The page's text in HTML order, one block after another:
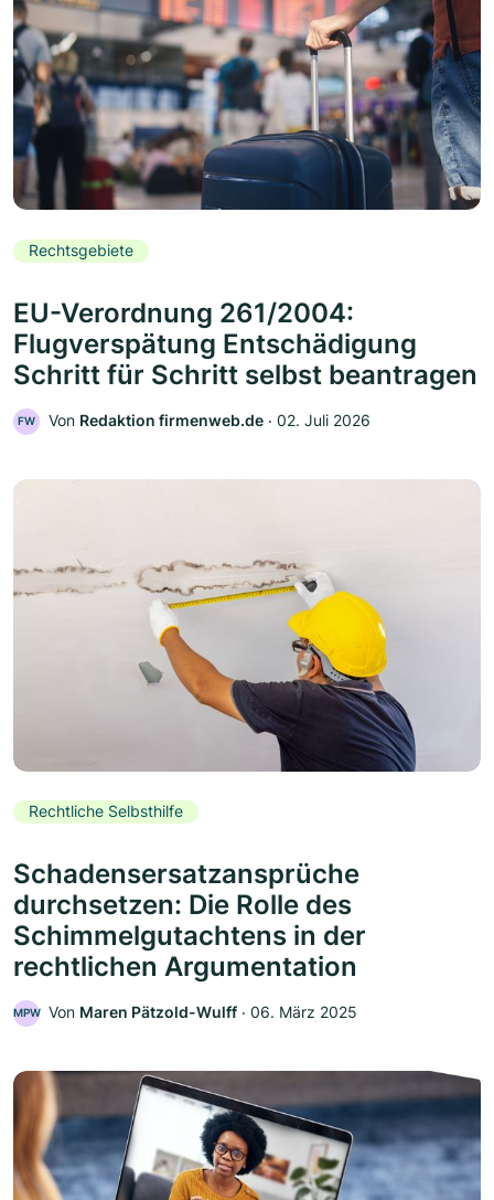
Rechtsgebiete
EU-Verordnung 261/2004:
Flugverspätung Entschädigung
Schritt für Schritt selbst beantragen
FW Von Redaktion firmenweb.de ‧ 02. Juli 2026
Rechtliche Selbsthilfe
Schadensersatzansprüche
durchsetzen: Die Rolle des
Schimmelgutachtens in der
rechtlichen Argumentation
MPW Von Maren Pätzold-Wulff ‧ 06. März 2025